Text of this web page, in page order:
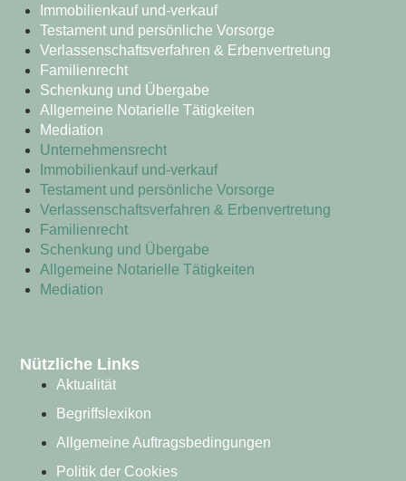
Immobilienkauf und-verkauf
Testament und persönliche Vorsorge
Verlassenschaftsverfahren & Erbenvertretung
Familienrecht
Schenkung und Übergabe
Allgemeine Notarielle Tätigkeiten
Mediation
Unternehmensrecht
Immobilienkauf und-verkauf
Testament und persönliche Vorsorge
Verlassenschaftsverfahren & Erbenvertretung
Familienrecht
Schenkung und Übergabe
Allgemeine Notarielle Tätigkeiten
Mediation
Nützliche Links
Aktualität
Begriffslexikon
Allgemeine Auftragsbedingungen
Politik der Cookies